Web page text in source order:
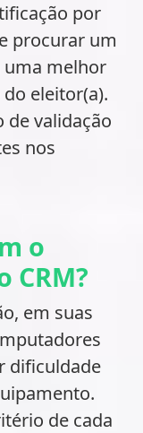
por
procurar um
melhor
eleitor(a).
de validação
nos
o
CRM?
em suas
dificuldade
de cada